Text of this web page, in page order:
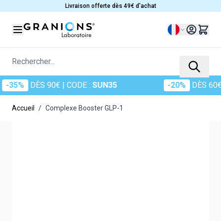
Livraison offerte dès 49€ d'achat
Langue
Rechercher...
DÈS 90€| CODE :SUN35 DÈS 60€|
Accueil / Complexe Booster GLP-1